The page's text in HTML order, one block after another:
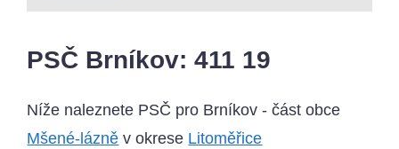
PSČ Brníkov: 411 19
Níže naleznete PSČ pro Brníkov - část obce
Mšené-lázně v okrese Litoměřice